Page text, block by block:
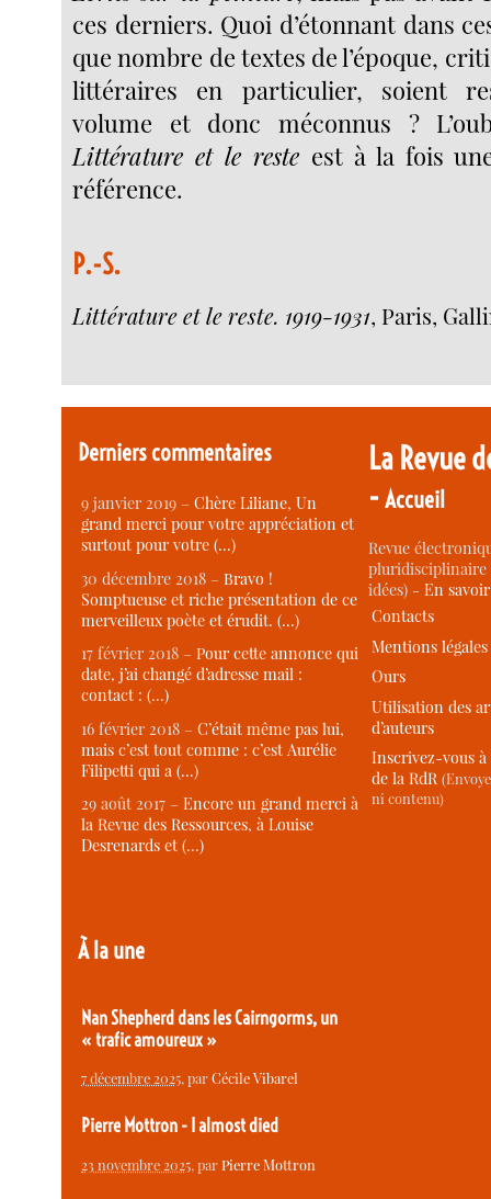
ces derniers. Quoi d’étonnant dans
que nombre de textes de l’époque,
littéraires en particulier, soient
volume et donc méconnus ?
Littérature et le reste est à la fois
référence.
P.-S.
Littérature et le reste. 1919-1931, Paris,
Derniers commentaires
9 janvier 2019 –Chère Liliane, Un
grand merci pour votre appréciation et
surtout pour votre (…)
30 décembre 2018 –Bravo !
Somptueuse et riche présentation de ce
merveilleux poète et érudit. (…)
17 février 2018 –Pour cette annonce qui
date, j’ai changé d’adresse mail :
contact : (…)
16 février 2018 –C’était même pas lui,
mais c’est tout comme : c’est Aurélie
Filipetti qui a (…)
29 août 2017 –Encore un grand merci à
la Revue des Ressources, à Louise
Desrenards et (…)
À la une
Nan Shepherd dans les Cairngorms, un
« trafic amoureux »
7 décembre 2025, parCécile Vibarel
Pierre Mottron - I almost died
23 novembre 2025, parPierre Mottron
La Revue
-Accueil
Revue
idées) -En
Contacts
Mentions légales
Ours
Utilisation des
d’auteurs
Inscrivez-vous
de la RdR
ni contenu)